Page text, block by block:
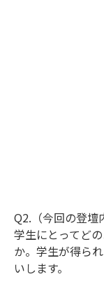
Q2.（今回の登壇
学生にとってど
か。学生が得ら
いします。